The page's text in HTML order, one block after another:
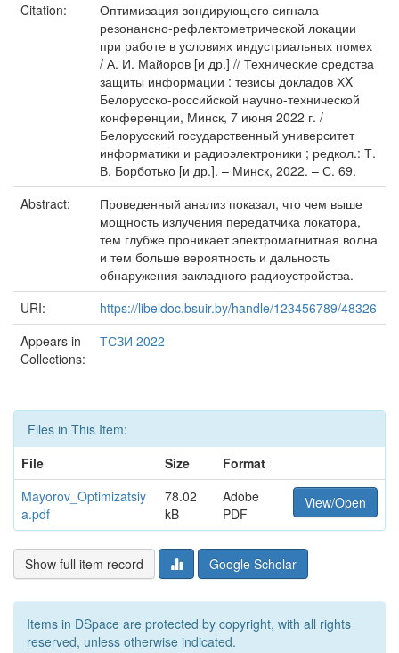
Citation:
Оптимизация зондирующего сигнала
резонансно-рефлектометрической локации
при работе в условиях индустриальных помех
/ А. И. Майоров [и др.] // Технические средства
защиты информации : тезисы докладов ХX
Белорусско-российской научно-технической
конференции, Минск, 7 июня 2022 г. /
Белорусский государственный университет
информатики и радиоэлектроники ; редкол.: Т.
В. Борботько [и др.]. – Минск, 2022. – С. 69.
Abstract:
Проведенный анализ показал, что чем выше
мощность излучения передатчика локатора,
тем глубже проникает электромагнитная волна
и тем больше вероятность и дальность
обнаружения закладного радиоустройства.
URI:
https://libeldoc.bsuir.by/handle/123456789/48326
Appears in
Collections:
ТСЗИ 2022
Files in This Item:
File
Size
Format
Mayorov_Optimizatsiy
a.pdf
78.02
kB
Adobe
PDF
View/Open
Show full item record Google Scholar
Items in DSpace are protected by copyright, with all rights
reserved, unless otherwise indicated.